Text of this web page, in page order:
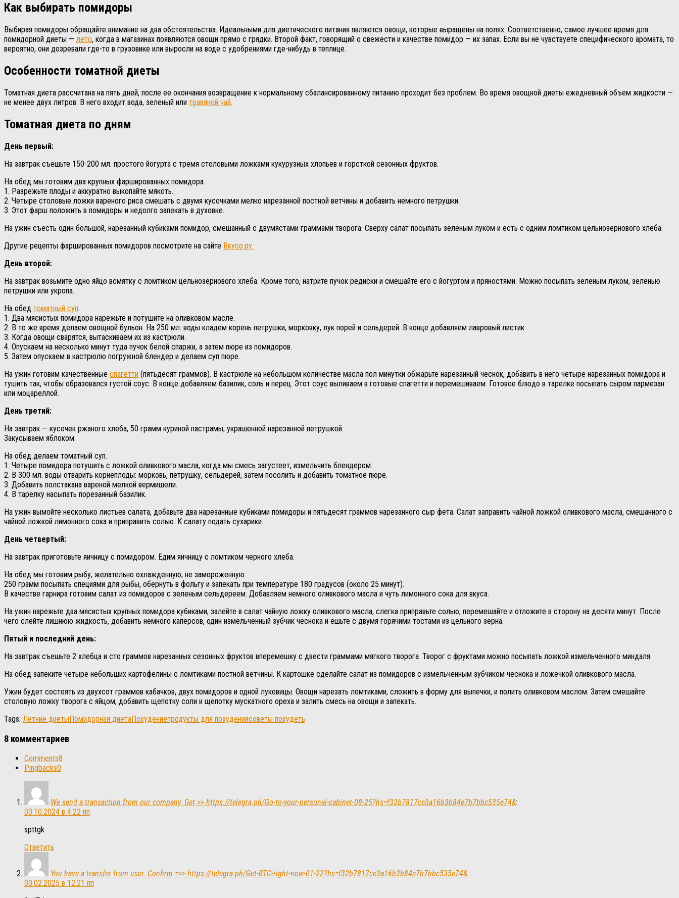
Как выбирать помидоры
Выбирая помидоры обращайте внимание на два обстоятельства. Идеальными для диетического питания являются овощи, которые выращены на полях. Соответственно, самое лучшее время для
помидорной диеты — лето, когда в магазинах появляются овощи прямо с грядки. Второй факт, говорящий о свежести и качестве помидор — их запах. Если вы не чувствуете специфического аромата, то
вероятно, они дозревали где-то в грузовике или выросли на воде с удобрениями где-нибудь в теплице.
Особенности томатной диеты
Томатная диета рассчитана на пять дней, после ее окончания возвращение к нормальному сбалансированному питанию проходит без проблем. Во время овощной диеты ежедневный объем жидкости —
не менее двух литров. В него входит вода, зеленый или травяной чай.
Томатная диета по дням
День первый:
На завтрак съешьте 150-200 мл. простого йогурта с тремя столовыми ложками кукурузных хлопьев и горсткой сезонных фруктов.
На обед мы готовим два крупных фаршированных помидора.
1. Разрежьте плоды и аккуратно выкопайте мякоть.
2. Четыре столовые ложки вареного риса смешать с двумя кусочками мелко нарезанной постной ветчины и добавить немного петрушки.
3. Этот фарш положить в помидоры и недолго запекать в духовке.
На ужин съесть один большой, нарезанный кубиками помидор, смешанный с двумястами граммами творога. Сверху салат посыпать зеленым луком и есть с одним ломтиком цельнозернового хлеба.
Другие рецепты фаршированных помидоров посмотрите на сайте Вкусо.ру.
День второй:
На завтрак возьмите одно яйцо всмятку с ломтиком цельнозернового хлеба. Кроме того, натрите пучок редиски и смешайте его с йогуртом и пряностями. Можно посыпать зеленым луком, зеленью
петрушки или укропа.
На обед томатный суп.
1. Два мясистых помидора нарежьте и потушите на оливковом масле.
2. В то же время делаем овощной бульон. На 250 мл. воды кладем корень петрушки, морковку, лук порей и сельдерей. В конце добавляем лавровый листик.
3. Когда овощи сварятся, вытаскиваем их из кастрюли.
4. Опускаем на несколько минут туда пучок белой спаржи, а затем пюре из помидоров.
5. Затем опускаем в кастрюлю погружной блендер и делаем суп пюре.
На ужин готовим качественные спагетти (пятьдесят граммов). В кастрюле на небольшом количестве масла пол минутки обжарьте нарезанный чеснок, добавить в него четыре нарезанных помидора и
тушить так, чтобы образовался густой соус. В конце добавляем базилик, соль и перец. Этот соус выливаем в готовые спагетти и перемешиваем. Готовое блюдо в тарелке посыпать сыром пармезан
или моцареллой.
День третий:
На завтрак — кусочек ржаного хлеба, 50 грамм куриной пастрамы, украшенной нарезанной петрушкой.
Закусываем яблоком.
На обед делаем томатный суп.
1. Четыре помидора потушить с ложкой оливкового масла, когда мы смесь загустеет, измельчить блендером.
2. В 300 мл. воды отварить корнеплоды: морковь, петрушку, сельдерей, затем посолить и добавить томатное пюре.
3. Добавить полстакана вареной мелкой вермишели.
4. В тарелку насыпать порезанный базилик.
На ужин вымойте несколько листьев салата, добавьте два нарезанные кубиками помидоры и пятьдесят граммов нарезанного сыр фета. Салат заправить чайной ложкой оливкового масла, смешанного с
чайной ложкой лимонного сока и приправить солью. К салату подать сухарики.
День четвертый:
На завтрак приготовьте яичницу с помидором. Едим яичницу с ломтиком черного хлеба.
На обед мы готовим рыбу, желательно охлажденную, не замороженную.
250 грамм посыпать специями для рыбы, обернуть в фольгу и запекать при температуре 180 градусов (около 25 минут).
В качестве гарнира готовим салат из помидоров с зеленым сельдереем. Добавляем немного оливкового масла и чуть лимонного сока для вкуса.
На ужин нарежьте два мясистых крупных помидора кубиками, залейте в салат чайную ложку оливкового масла, слегка приправьте солью, перемешайте и отложите в сторону на десяти минут. После
чего слейте лишнюю жидкость, добавить немного каперсов, один измельченный зубчик чеснока и ешьте с двумя горячими тостами из цельного зерна.
Пятый и последний день:
На завтрак съешьте 2 хлебца и сто граммов нарезанных сезонных фруктов вперемешку с двести граммами мягкого творога. Творог с фруктами можно посыпать ложкой измельченного миндаля.
На обед запеките четыре небольших картофелины с ломтиками постной ветчины. К картошке сделайте салат из помидоров с измельченным зубчиком чеснока и ложечкой оливкового масла.
Ужин будет состоять из двухсот граммов кабачков, двух помидоров и одной луковицы. Овощи нарезать ломтиками, сложить в форму для выпечки, и полить оливковом маслом. Затем смешайте
столовую ложку творога с яйцом, добавить щепотку соли и щепотку мускатного ореха и залить смесь на овощи и запекать.
Tags: Летние диетыПомидорная диетаПохудениепродукты для похудениясоветы похудеть
8 комментариев
Comments8
Pingbacks0
We send a transaction from our company. Get >> https://telegra.ph/Go-to-your-personal-cabinet-08-25?hs=f32b7817ce3a16b3b84e7b7bbc535e74&:
03.10.2024 в 4:22 пп
spttgk
Ответить
You have a transfer from user. Confirm =>> https://telegra.ph/Get-BTC-right-now-01-22?hs=f32b7817ce3a16b3b84e7b7bbc535e74&:
03.02.2025 в 12:21 пп